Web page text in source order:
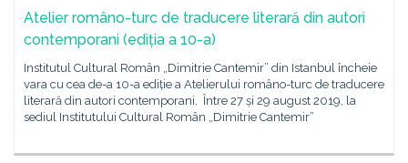
Atelier româno-turc de traducere literară din autori
contemporani (ediția a 10-a)
Institutul Cultural Român „Dimitrie Cantemir” din Istanbul încheie
vara cu cea de-a 10-a ediție a Atelierului româno-turc de traducere
literară din autori contemporani. Între 27 și 29 august 2019, la
sediul Institutului Cultural Român „Dimitrie Cantemir”